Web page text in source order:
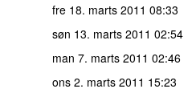
fre 18. marts 2011 08:33
søn 13. marts 2011 02:54
man 7. marts 2011 02:46
ons 2. marts 2011 15:23